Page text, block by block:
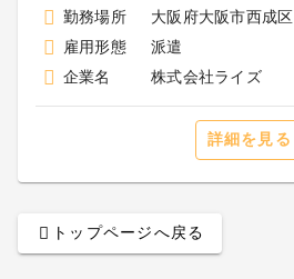
勤務場所
大阪府大阪市西成区
雇用形態
派遣
企業名
株式会社ライズ
詳細を見る
トップページへ戻る